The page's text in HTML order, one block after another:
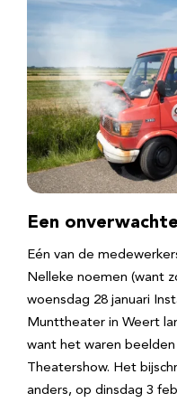
Een
Eén van de
Nelleke noemen (want
woensdag 28 januari
Munttheater in Weert
want het waren
Theatershow. Het
anders, op dinsdag 3